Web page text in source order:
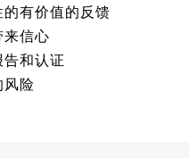
有价值的反馈
来信心
和认证
风险